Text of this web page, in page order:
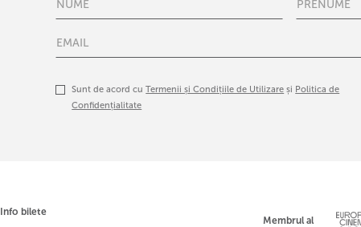
Sunt de acord cuTermenii și Condițiile de Utilizare și Politica de
Confidențialitate
Info bilete
Membrul al